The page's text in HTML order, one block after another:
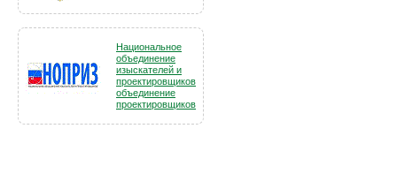
Национальное
объединение
изыскателей и
проектировщиков
объединение
проектировщиков